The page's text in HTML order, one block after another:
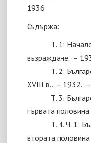
1936
Съдържа:
Т. 1:
възраждане. –
Т. 2:
ХVIII в.. – 1932. –
Т. 3:
първата
Т. 4. Ч. 1:
втората